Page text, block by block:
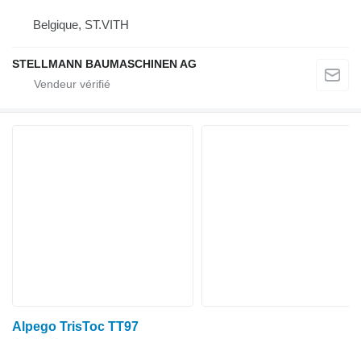
Belgique, ST.VITH
STELLMANN BAUMASCHINEN AG
Alpego TrisToc TT97